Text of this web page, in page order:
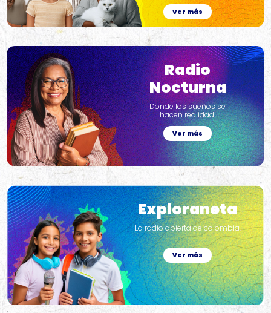
Ver más
Radio
Nocturna
Donde los sueños se
hacen realidad
Ver más
Exploraneta
La radio abierta de colombia.
Ver más